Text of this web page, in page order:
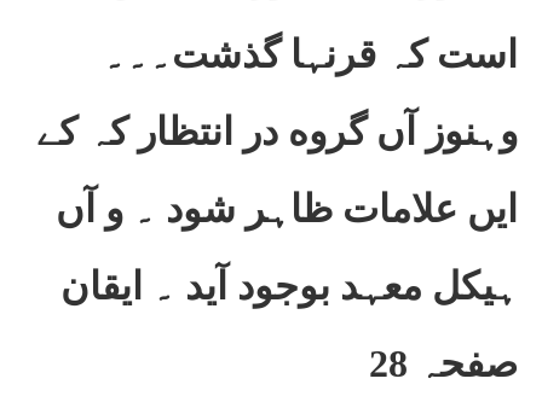
است کہ قرنہا گذشت۔۔۔
وہنوز آں گروه در انتظار کہ کے
ایں علامات ظاہر شود ۔ و آں
ہیکل معہد بوجود آید ۔ ایقان
صفحہ 28